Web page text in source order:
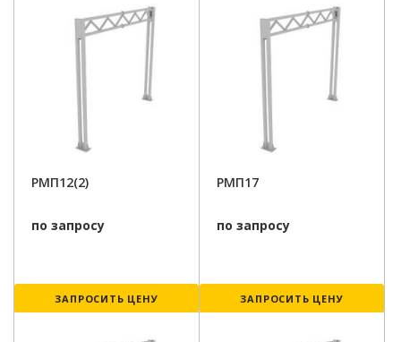
РМП12(2)
по запросу
ЗАПРОСИТЬ ЦЕНУ
РМП17
по запросу
ЗАПРОСИТЬ ЦЕНУ